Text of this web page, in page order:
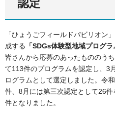
認定
「ひょうごフィールドパビリオン
成する
「SDGs体験型地域プログラ
皆さんから応募のあったもののう
て113件のプログラムを認定し、3
ログラムとして選定しました。令
件、8月には第三次認定として26
件となりました。